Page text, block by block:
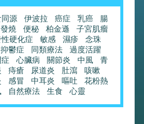
源 伊波拉 癌症 乳癌
腸
發燒
便秘 柏金遜
子宮肌瘤
硬化症
敏感 濕疹
念珠
抑鬱症
同類療法
過度活躍
心臟病 關節炎 中風
青
痔瘡 尿道炎 肚瀉
咳嗽
感冒 中耳炎 嘔吐
花粉熱
自然療法 生食 心靈